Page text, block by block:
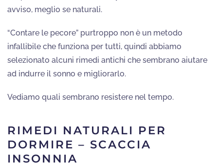
avviso, meglio se naturali.
“Contare le pecore” purtroppo non è un metodo
infallibile che funziona per tutti, quindi abbiamo
selezionato alcuni rimedi antichi che sembrano aiutare
ad indurre il sonno e migliorarlo.
Vediamo quali sembrano resistere nel tempo.
RIMEDI NATURALI PER
DORMIRE – SCACCIA
INSONNIA